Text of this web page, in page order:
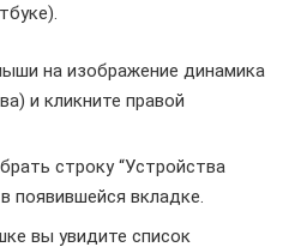
на изображение динамика
и кликните правой
строку “Устройства
появившейся вкладке.
вы увидите список